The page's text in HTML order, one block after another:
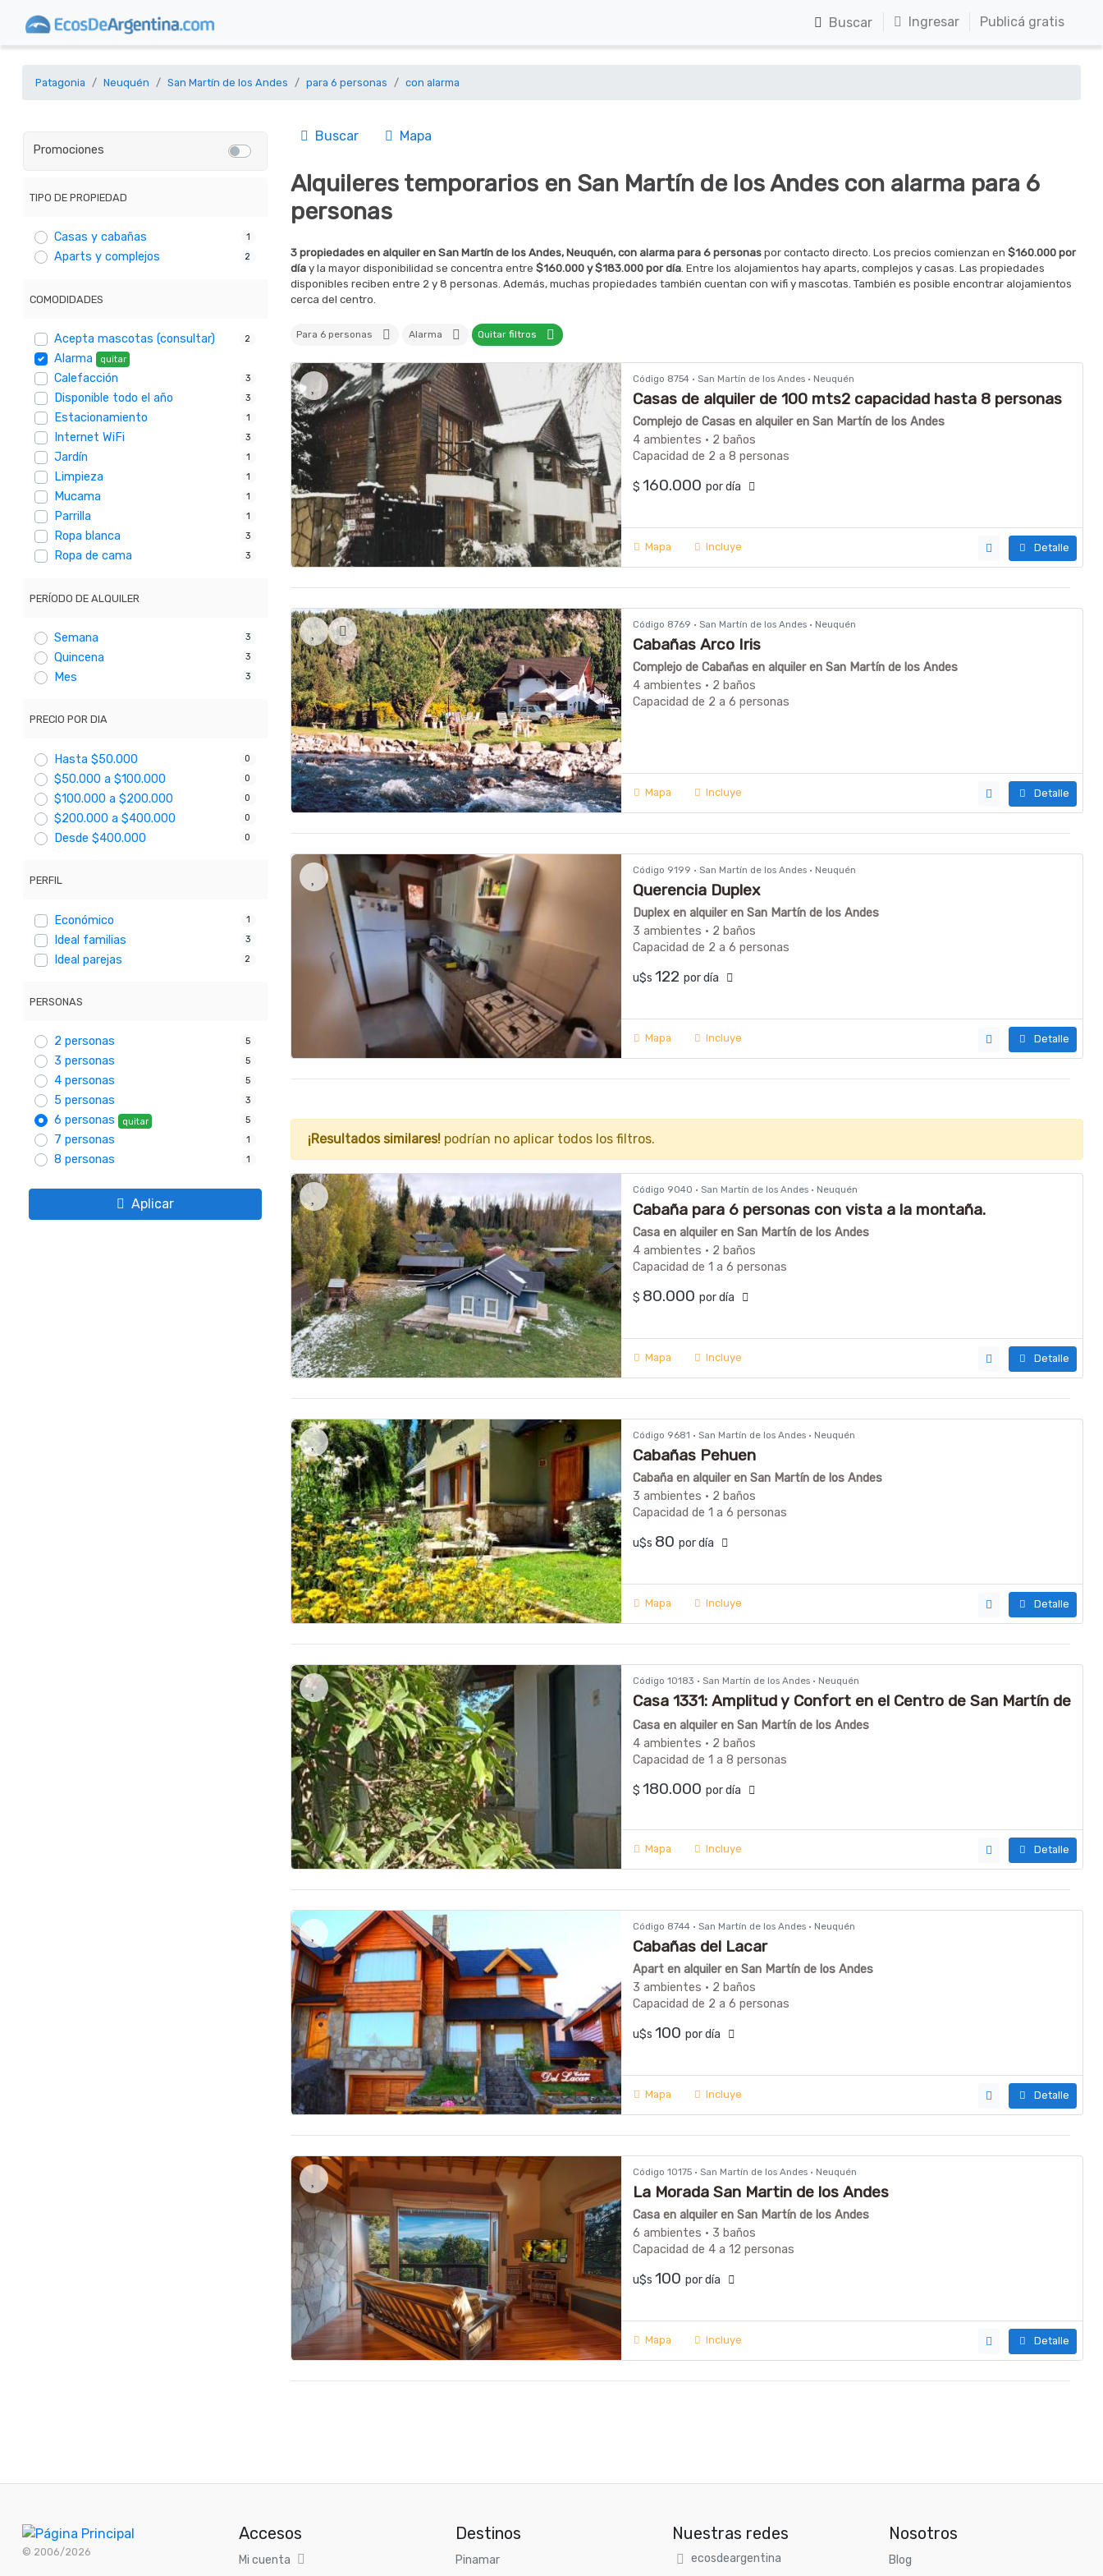
Buscar Ingresar Publicá gratis
Patagonia Neuquén San Martín de los Andes para 6 personas con alarma
Promociones
TIPO DE PROPIEDAD
Casas y cabañas 1
Aparts y complejos 2
COMODIDADES
Acepta mascotas (consultar) 2
Alarma quitar
Calefacción 3
Disponible todo el año 3
Estacionamiento 1
Internet WiFi 3
Jardín 1
Limpieza 1
Mucama 1
Parrilla 1
Ropa blanca 3
Ropa de cama 3
PERÍODO DE ALQUILER
Semana 3
Quincena 3
Mes 3
PRECIO POR DIA
Hasta $50.000 0
$50.000 a $100.000 0
$100.000 a $200.000 0
$200.000 a $400.000 0
Desde $400.000 0
PERFIL
Económico 1
Ideal familias 3
Ideal parejas 2
PERSONAS
2 personas 5
3 personas 5
4 personas 5
5 personas 3
6 personas quitar 5
7 personas 1
8 personas 1
Aplicar
Buscar Mapa
Alquileres temporarios en San Martín de los Andes con alarma para 6
personas
3 propiedades en alquiler en San Martín de los Andes, Neuquén, con alarma para 6 personas por contacto directo. Los precios comienzan en $160.000 por
día y la mayor disponibilidad se concentra entre $160.000 y $183.000 por día. Entre los alojamientos hay aparts, complejos y casas. Las propiedades
disponibles reciben entre 2 y 8 personas. Además, muchas propiedades también cuentan con wifi y mascotas. También es posible encontrar alojamientos
cerca del centro.
Para 6 personas Alarma Quitar filtros
Código 8754 · San Martín de los Andes · Neuquén
Casas de alquiler de 100 mts2 capacidad hasta 8 personas
Complejo de Casas en alquiler en San Martín de los Andes
4 ambientes · 2 baños
Capacidad de 2 a 8 personas
$ 160.000 por día
Mapa Incluye Detalle
Código 8769 · San Martín de los Andes · Neuquén
Cabañas Arco Iris
Complejo de Cabañas en alquiler en San Martín de los Andes
4 ambientes · 2 baños
Capacidad de 2 a 6 personas
Mapa Incluye Detalle
Código 9199 · San Martín de los Andes · Neuquén
Querencia Duplex
Duplex en alquiler en San Martín de los Andes
3 ambientes · 2 baños
Capacidad de 2 a 6 personas
u$s 122 por día
Mapa Incluye Detalle
¡Resultados similares! podrían no aplicar todos los filtros.
Código 9040 · San Martín de los Andes · Neuquén
Cabaña para 6 personas con vista a la montaña.
Casa en alquiler en San Martín de los Andes
4 ambientes · 2 baños
Capacidad de 1 a 6 personas
$ 80.000 por día
Mapa Incluye Detalle
Código 9681 · San Martín de los Andes · Neuquén
Cabañas Pehuen
Cabaña en alquiler en San Martín de los Andes
3 ambientes · 2 baños
Capacidad de 1 a 6 personas
u$s 80 por día
Mapa Incluye Detalle
Código 10183 · San Martín de los Andes · Neuquén
Casa 1331: Amplitud y Confort en el Centro de San Martín de
los Andes
Casa en alquiler en San Martín de los Andes
4 ambientes · 2 baños
Capacidad de 1 a 8 personas
$ 180.000 por día
Mapa Incluye Detalle
Código 8744 · San Martín de los Andes · Neuquén
Cabañas del Lacar
Apart en alquiler en San Martín de los Andes
3 ambientes · 2 baños
Capacidad de 2 a 6 personas
u$s 100 por día
Mapa Incluye Detalle
Código 10175 · San Martín de los Andes · Neuquén
La Morada San Martin de los Andes
Casa en alquiler en San Martín de los Andes
6 ambientes · 3 baños
Capacidad de 4 a 12 personas
u$s 100 por día
Mapa Incluye Detalle
© 2006/2026
Accesos
Mi cuenta
Destinos
Pinamar
Nuestras redes
ecosdeargentina
Nosotros
Blog